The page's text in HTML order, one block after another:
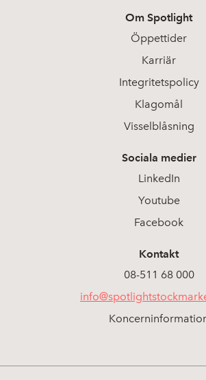
Om Spotlight
Öppettider
Karriär
Integritetspolicy
Klagomål
Visselblåsning
Sociala medier
LinkedIn
Youtube
Facebook
Kontakt
08-511 68 000